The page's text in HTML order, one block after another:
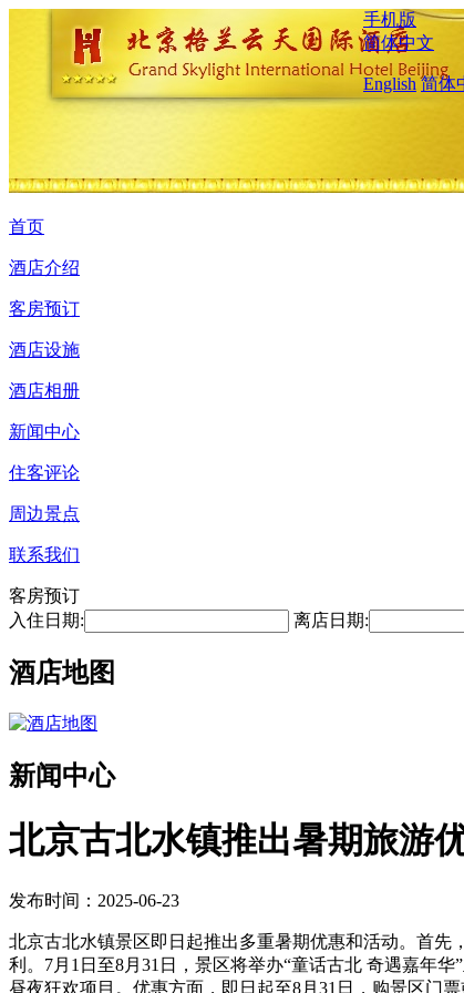
手机版
简体中文
English 简体
首页
酒店介绍
客房预订
酒店设施
酒店相册
新闻中心
住客评论
周边景点
联系我们
客房预订
入住日期:
离店日期:
酒店地图
新闻中心
北京古北水镇推出暑期旅游
发布时间：2025-06-23
北京古北水镇景区即日起推出多重暑期优惠和活动。首先
利。7月1日至8月31日，景区将举办“童话古北 奇遇嘉年
昼夜狂欢项目。优惠方面，即日起至8月31日，购景区门